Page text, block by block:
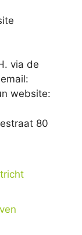
via de
website:
80